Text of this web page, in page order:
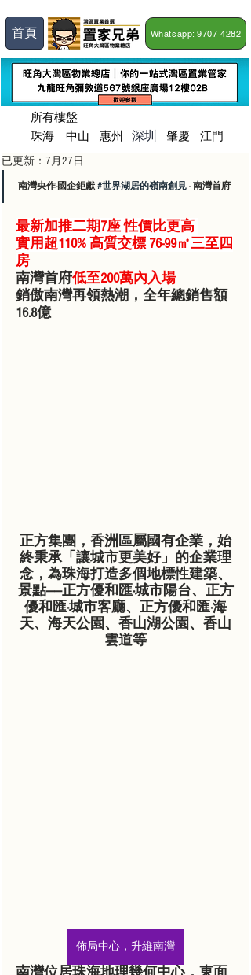
首頁 Whatsapp: 9707 4282
所有樓盤
珠海
​中山 惠州 深圳 肇慶 江門
已更新： 7月27日
南灣央作-國企鉅獻 #世界湖居的嶺南創見 - 南灣首府
最新加推二期7座 性價比更高
實用超110% 高質交標 76-99㎡三至四
房
南灣首府低至200萬內入場
銷傲南灣再領熱潮，全年總銷售額
16.8億
正方集團，香洲區屬國有企業，始
終秉承「讓城市更美好」的企業理
念，為珠海打造多個地標性建築、
景點——正方優和匯·城市陽台、正方
優和匯·城市客廳、正方優和匯·海
天、海天公園、香山湖公園、香山
雲道等
佈局中心，升維南灣